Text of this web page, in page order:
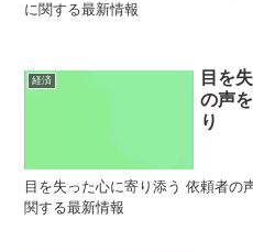
に関する最新情報
経済
目を
の声
り
目を失った心に寄り添う 依頼者の
関する最新情報